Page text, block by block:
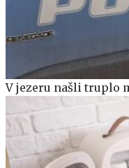
V jezeru našli truplo